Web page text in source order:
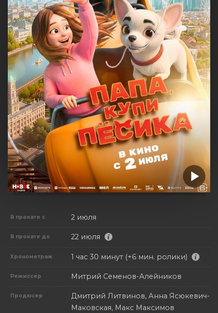
В прокате с 2 июля
В прокате до 22 июля
Хронометраж 1 час 30 минут (+6 мин. ролики)
Режиссер Митрий Семенов-Алейников
Продюсер
Дмитрий Литвинов, Анна Ясюкевич-
Маковская, Макс Максимов